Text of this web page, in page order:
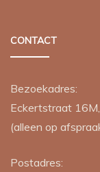
CONTACT
Bezoekadres:
Eckertstraat
(alleen op
Postadres: